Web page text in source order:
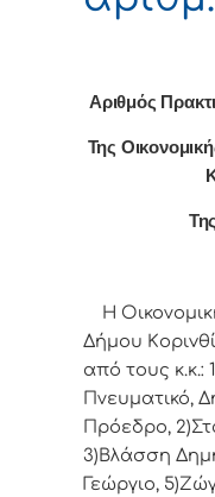
Αριθμός
Της
Η
Δήμoυ
από τoυς κ.κ.:
Πνευματικό,
Πρόεδρo,
3)Βλάσση
Γεώργιο,